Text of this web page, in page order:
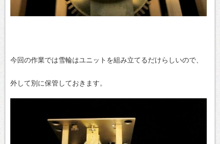
今回の作業では雪輪はユニットを組み立てるだけらしいので、
外して別に保管しておきます。